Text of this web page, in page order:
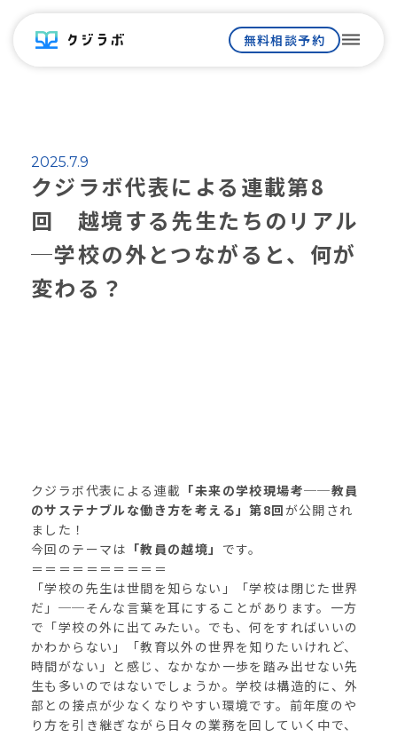
2025.7.9
クジラボ代表による連載第8
回 越境する先生たちのリアル
─学校の外とつながると、何が
変わる？
クジラボ代表による連載 「未来の学校現場考──教員
のサステナブルな働き方を考える」第8回が公開され
ました！
今回のテーマは 「教員の越境」 です。
＝＝＝＝＝＝＝＝＝＝
「学校の先生は世間を知らない」「学校は閉じた世界
だ」──そんな言葉を耳にすることがあります。一方
で「学校の外に出てみたい。でも、何をすればいいの
かわからない」「教育以外の世界を知りたいけれど、
時間がない」と感じ、なかなか一歩を踏み出せない先
生も多いのではないでしょうか。学校は構造的に、外
部との接点が少なくなりやすい環境です。前年度のや
り方を引き継ぎながら日々の業務を回していく中で、
無料相談予約 dehaze